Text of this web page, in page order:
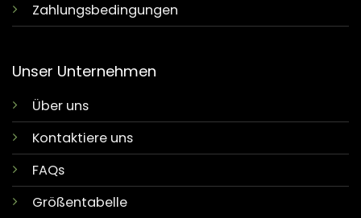
Zahlungsbedingungen
Unser Unternehmen
Über uns
Kontaktiere uns
FAQs
Größentabelle